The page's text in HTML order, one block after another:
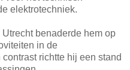
elektrotechniek.
benaderde hem op
in de
richtte hij een stand